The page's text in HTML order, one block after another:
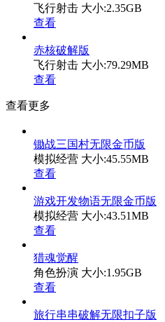
飞行射击 大小:2.35GB
查看
赤核破解版
飞行射击 大小:79.29MB
查看
查看更多
锄战三国村无限金币版
模拟经营 大小:45.55MB
查看
游戏开发物语无限金币版
模拟经营 大小:43.51MB
查看
猎魂觉醒
角色扮演 大小:1.95GB
查看
旅行串串破解无限扣子版